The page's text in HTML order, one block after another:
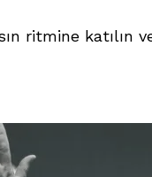
ritmine katılın